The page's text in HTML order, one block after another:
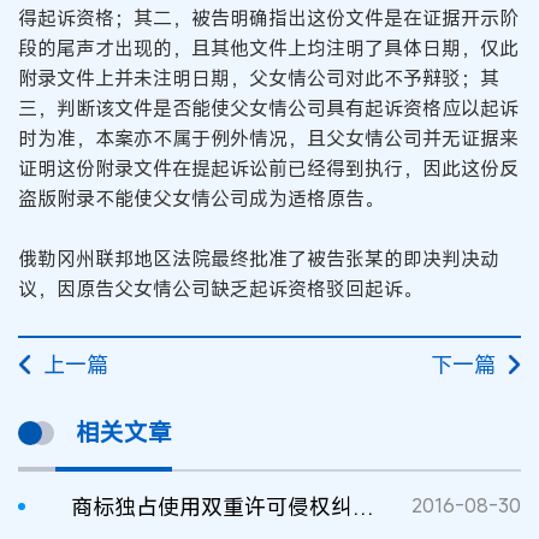
得起诉资格；其二，被告明确指出这份文件是在证据开示阶
段的尾声才出现的，且其他文件上均注明了具体日期，仅此
附录文件上并未注明日期，父女情公司对此不予辩驳；其
三，判断该文件是否能使父女情公司具有起诉资格应以起诉
时为准，本案亦不属于例外情况，且父女情公司并无证据来
证明这份附录文件在提起诉讼前已经得到执行，因此这份反
盗版附录不能使父女情公司成为适格原告。
俄勒冈州联邦地区法院最终批准了被告张某的即决判决动
议，因原告父女情公司缺乏起诉资格驳回起诉。
上一篇 下一篇
相关文章
商标独占使用双重许可侵权纠纷的处理 2016-08-30